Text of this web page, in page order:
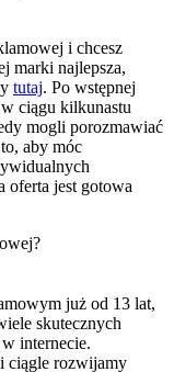
i chcesz
marki najlepsza,
tutaj. Po wstępnej
ciągu kilkunastu
mogli porozmawiać
aby móc
oferta jest gotowa
już od 13 lat,
skutecznych
internecie.
ciągle rozwijamy